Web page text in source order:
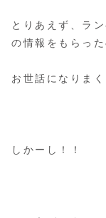
とりあえず、ラ
の情報をもらった
お世話になりま
しかーし！！